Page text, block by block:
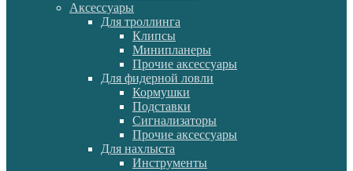
Аксессуары
Для троллинга
Клипсы
Минипланеры
Прочие аксессуары
Для фидерной ловли
Кормушки
Подставки
Сигнализаторы
Прочие аксессуары
Для нахлыста
Инструменты